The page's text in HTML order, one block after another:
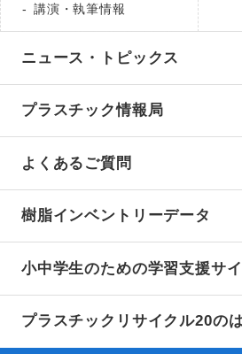
講演・執筆情報
ニュース・トピックス
プラスチック情報局
よくあるご質問
樹脂インベントリーデータ
小中学生のための学習支援サ
プラスチックリサイクル20の